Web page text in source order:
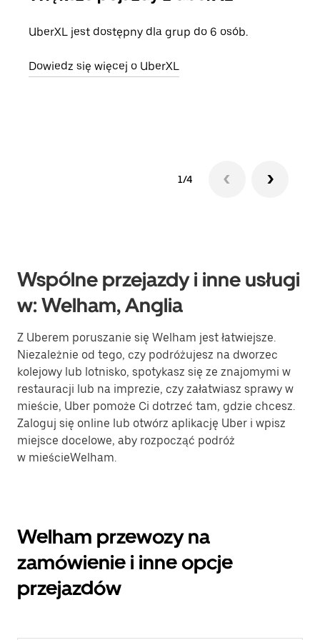
UberXL jest dostępny dla grup do 6 osób.
Dowiedz się więcej o UberXL
1/4
Wspólne przejazdy i inne usługi
w: Welham, Anglia
Z Uberem poruszanie się Welham jest łatwiejsze.
Niezależnie od tego, czy podróżujesz na dworzec
kolejowy lub lotnisko, spotykasz się ze znajomymi w
restauracji lub na imprezie, czy załatwiasz sprawy w
mieście, Uber pomoże Ci dotrzeć tam, gdzie chcesz.
Zaloguj się online lub otwórz aplikację Uber i wpisz
miejsce docelowe, aby rozpocząć podróż
w mieścieWelham.
Welham przewozy na
zamówienie i inne opcje
przejazdów